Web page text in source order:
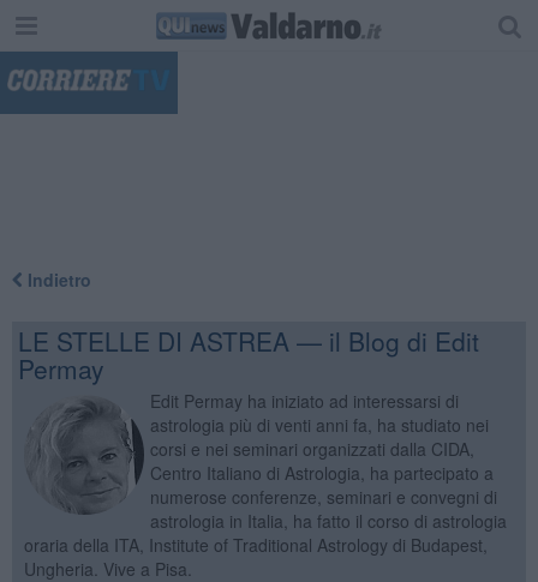
Indietro
LE STELLE DI ASTREA — il Blog di Edit
Permay
Edit Permay ha iniziato ad interessarsi di
astrologia più di venti anni fa, ha studiato nei
corsi e nei seminari organizzati dalla CIDA,
Centro Italiano di Astrologia, ha partecipato a
numerose conferenze, seminari e convegni di
astrologia in Italia, ha fatto il corso di astrologia
oraria della ITA, Institute of Traditional Astrology di Budapest,
Ungheria. Vive a Pisa.